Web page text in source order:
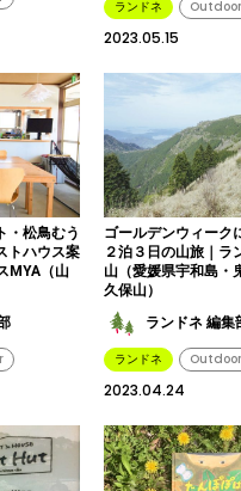
ランドネ Outdoor
2023.05.15
・松鳥むう
トハウス案
MYA（山
ゴールデンウィーク
２泊３日の山旅｜ラ
山（愛媛県宇和島・
久保山）
ランドネ 編集
ランドネ Outdoor
2023.04.24